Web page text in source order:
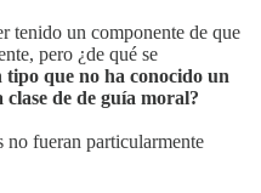
tenido un componente de que
pero ¿de qué se
tipo que no ha conocido un
clase de de guía moral?
no fueran particularmente